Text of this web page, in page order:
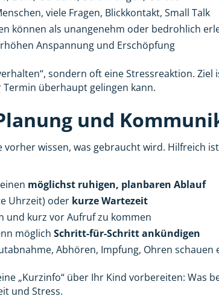
viele Fragen, Blickkontakt, Small Talk
können als unangenehm oder bedrohlich
Anspannung und Erschöpfung
sondern oft eine Stressreaktion.
Termin überhaupt gelingen kann.
und
vorher wissen, was gebraucht wird. Hilfreich
möglichst ruhigen, planbaren Ablauf
Uhrzeit) oder kurze Wartezeit
und kurz vor Aufruf zu kommen
möglichSchritt-für-Schritt ankündigen
Abhören, Impfung, Ohren schauen
„Kurzinfo“ über Ihr Kind vorbereiten: Was
und Stress.